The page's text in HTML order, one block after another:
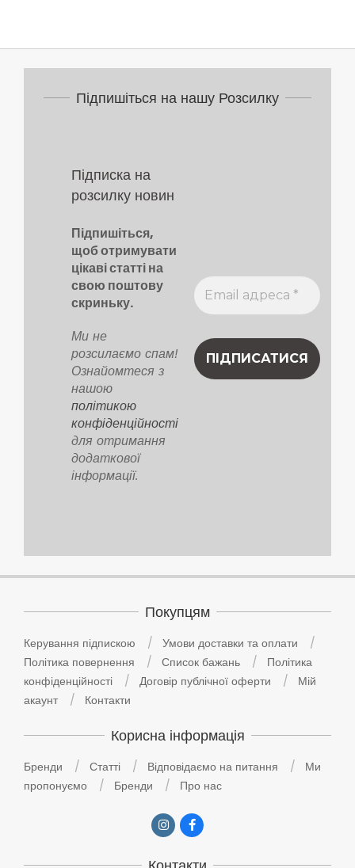
Підпишіться на нашу Розсилку
Підписка на
розсилку новин
Підпишіться,
щоб отримувати
цікаві статті на
свою поштову
скриньку.
Ми не
розсилаємо спам!
Ознайомтеся з
нашою
політикою
конфіденційності
для отримання
додаткової
інформації.
Покупцям
Керування підпискою
Умови доставки та оплати
Політика повернення
Список бажань
Політика
конфіденційності
Договір публічної оферти
Мій
акаунт
Контакти
Корисна інформація
Бренди Статті Відповідаємо на питання
Ми
пропонуємо
Бренди Про нас